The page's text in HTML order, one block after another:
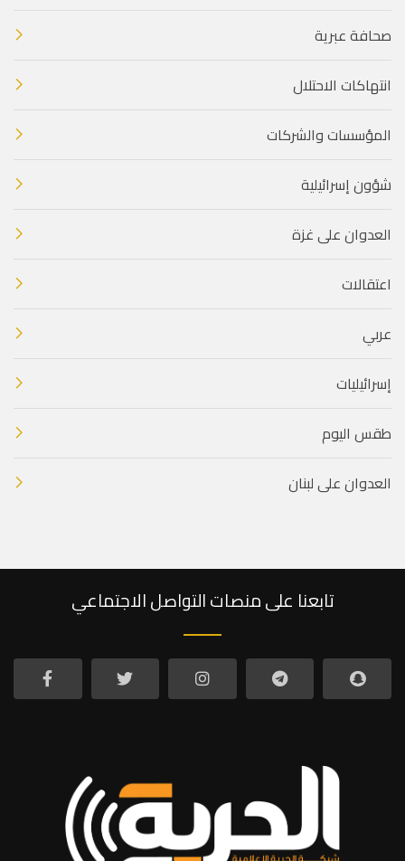
صحافة عبرية
انتهاكات الاحتلال
المؤسسات والشركات
شؤون إسرائيلية
العدوان على غزة
اعتقالات
عربي
إسرائيليات
طقس اليوم
العدوان على لبنان
تابعنا على منصات التواصل الاجتماعي